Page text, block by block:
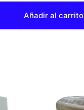
Añadir al carrito